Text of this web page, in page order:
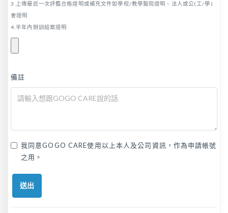
3.上傳最近一次評鑑合格證明或補充文件如學校/教學醫院證明、法人或公(工/學)
會證明
4.半年內辦訓結案證明
備註
我同意GOGO CARE使用以上本人及公司資訊，作為申請帳號
之用。
送出